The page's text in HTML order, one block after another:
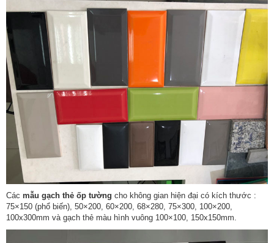
Các mẫu gạch thẻ ốp tường cho không gian hiện đại có kích thước :
75×150 (phổ biến), 50×200, 60×200, 68×280, 75×300, 100×200,
100x300mm và gạch thẻ màu hình vuông 100×100, 150x150mm.